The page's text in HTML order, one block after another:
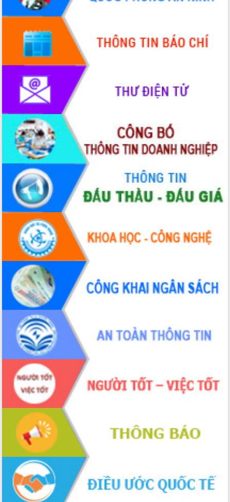
Hội thảo khoa học “Giải pháp thúc đẩy
phát triển nền kinh tế xanh tại tỉnh
Đắk Lắk”
Tăng cường giám sát, đôn đốc thực
hiện nhiệm vụ quản lý tài sản công
Tháo gỡ những vướng mắc, đẩy mạnh
công tác cải cách thủ tục hành chính
tại Trung tâm Phục vụ hành chính
công tỉnh
Đắk Lắk: Tôn vinh 46 giải pháp tại Hội
thi Sáng tạo Kỹ thuật 2024 - 2025
Đắk Lắk rà soát, điều chỉnh Đề án 190
về phát triển nuôi trồng thủy sản
Phó Chủ tịch UBND tỉnh Đắk Lắk
Trương Công Thái kiểm tra thực địa
Dự án cao tốc Khánh Hòa - Buôn Ma
Thuột
Định vị cà phê Việt Nam như một “di
sản sống” trong dòng chảy toàn cầu
Xây dựng nông thôn mới: Nâng cao đời
sống người dân từ những mô hình thiết
thực
Quyết liệt tháo gỡ vướng mắc, đẩy
nhanh tiến độ các dự án trọng điểm
trong Khu kinh tế Nam Phú Yên
Hòn Yến phát triển du lịch gắn với bảo
tồn biển
Lấy ý kiến điều chỉnh Quy hoạch tỉnh
Đắk Lắk thời kỳ 2021-2030, tầm nhìn
đến năm 2050
Phát động chiến dịch 30 ngày đêm
giải phóng mặt bằng Tuyến đường bộ
ven biển
Đắk Lắk nỗ lực thúc đẩy tăng trưởng
kinh tế từ 10% trở lên trong Quý
II/2026
Đắk Lắk ký kết thỏa thuận hợp tác về
chuyển đổi số giai đoạn 2026 – 2030
với Tập đoàn Bưu chính Viễn thông
Việt Nam
Thứ trưởng Bộ Y tế làm việc với tỉnh
Đắk Lắk về phát triển nhân lực y tế
cho trạm y tế cấp xã
Du lịch Đắk Lắk nâng tầm trải nghiệm